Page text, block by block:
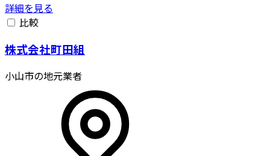
詳細を見る
比較
株式会社町田組
小山市の地元業者